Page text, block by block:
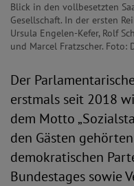
Blick in den vollbesetzten
Gesellschaft. In der ersten
Ursula Engelen-Kefer, Rolf
und Marcel Fratzscher. Foto:
Der
erstmals seit 2018
dem Motto
den Gästen
demokratischen
Bundestages sowie